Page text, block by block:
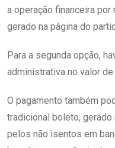
a operação financeira
gerado na página do
Para a segunda opção,
administrativa no valor de
O pagamento também
tradicional boleto,
pelos não isentos em